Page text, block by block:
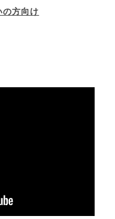
の方向け